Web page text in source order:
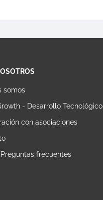
somos
- Desarrollo Tecnológico
con asociaciones
Preguntas frecuentes